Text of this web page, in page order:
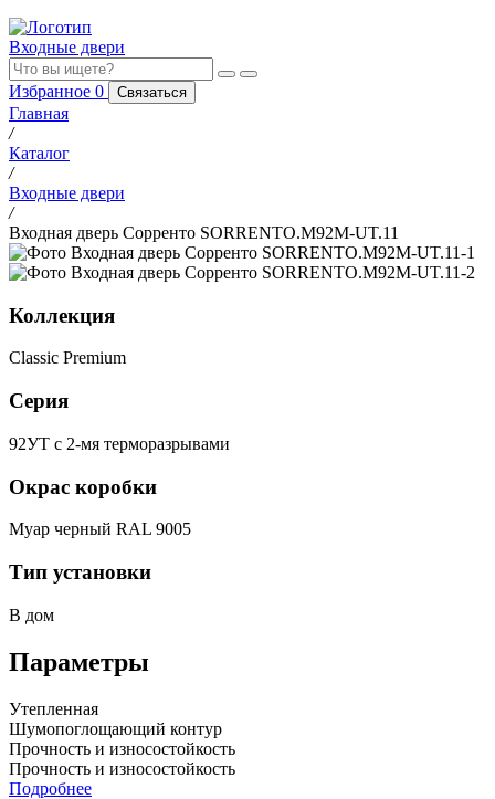
Входные двери
Избранное 0 Связаться
Главная
/
Каталог
/
Входные двери
/
Входная дверь Сорренто SORRENTO.M92M-UT.11
Коллекция
Classic Premium
Серия
92УТ с 2-мя терморазрывами
Окрас коробки
Муар черный RAL 9005
Тип установки
В дом
Параметры
Утепленная
Шумопоглощающий контур
Прочность и износостойкость
Прочность и износостойкость
Подробнее